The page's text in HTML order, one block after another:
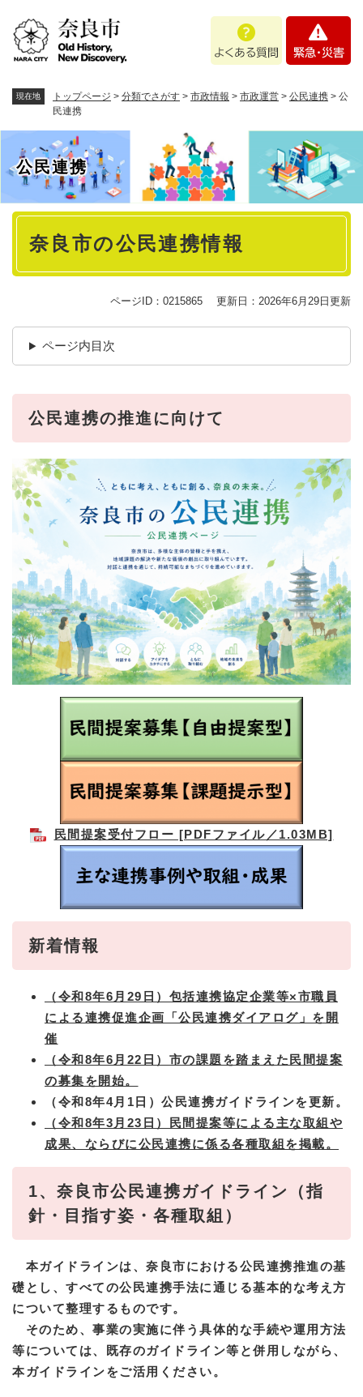
あ
問
・
現在地 トップページ > 分類でさがす > 市政情報 > 市政運営 > 公民連携 > 公
民連携
公民連携
本
奈良市の公民連携情報
ページID：0215865 更新日：2026年6月29日更新
ページ内目次
公民連携の推進に向けて
民間提案受付フロー [PDFファイル／1.03MB]
新着情報
（令和8年6月29日）包括連携協定企業等×市職員
による連携促進企画「公民連携ダイアログ」を開
催
（令和8年6月22日）市の課題を踏まえた民間提案
の募集を開始。
（令和8年4月1日）公民連携ガイドラインを更新。
（令和8年3月23日）民間提案等による主な取組や
成果、ならびに公民連携に係る各種取組を掲載。
1、奈良市公民連携ガイドライン（指
針・目指す姿・各種取組）
本ガイドラインは、奈良市における公民連携推進の基
礎とし、すべての公民連携手法に通じる基本的な考え方
について整理するものです。
そのため、事業の実施に伴う具体的な手続や運用方法
等については、既存のガイドライン等と併用しながら、
本ガイドラインをご活用ください。